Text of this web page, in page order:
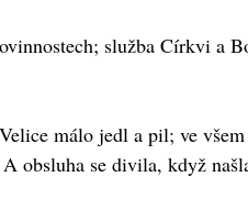
služba Církvi a
málo jedl a pil; ve
obsluha se divila, když